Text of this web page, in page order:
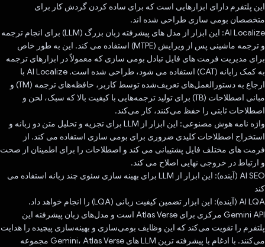
این پلتفرم دارای ابزارهایی است که برای ساده کردن گردش کار برای
متخصصان بومی سازی طراحی شده اند.
AI Localize: این ابزار از مدل های پیشرفته زبان بزرگ (LLM) برای انجام ترجمه
و ترجمه ماشینی پس از ویرایش (MTPE) استفاده می کند. این به طور خاص
برای مدیریت فرمت های فایل تبادل بومی سازی که معمولاً در ابزارهای ترجمه
به کمک رایانه (CAT) استفاده می شود، طراحی شده است. AI Localize با
ارجاع به دستورالعمل‌های تعریف‌شده توسط کاربر، حافظه‌های ترجمه (TM) و
مبانی اصطلاحات (TB) برای تولید ترجمه‌هایی با کیفیت بالا که سبک، لحن و
اصطلاحات ثابتی را حفظ می‌کنند، کار می‌کند.
واژه نامه هوش مصنوعی: این ابزار از LLM برای تجزیه و تحلیل متن دو زبانه و
استخراج اصطلاحات کلیدی ضروری برای بومی سازی استفاده می کند. از
فرمت های مختلف فایل پشتیبانی می کند و اصطلاحات را برای اطمینان از صحت
و ارتباط در خروجی نهایی اصلاح می کند.
AI SEO (آینده): این ابزار از LLM برای بهینه سازی سئوی چند زبانه استفاده می
کند
AI LQA (آینده): این ابزار تضمین کیفیت زبانی (LQA) را انجام خواهد داد.
Gemini API مرکزی برای Atlas Verse است و مدل‌های زبان پیشرفته این
پلتفرم را تقویت می‌کند که این وظایف بومی‌سازی و بهینه‌سازی پیچیده را هدایت
می‌کنند. با ادغام با پیشرفته ترین LLM های Gemini، Atlas Verse مجموعه